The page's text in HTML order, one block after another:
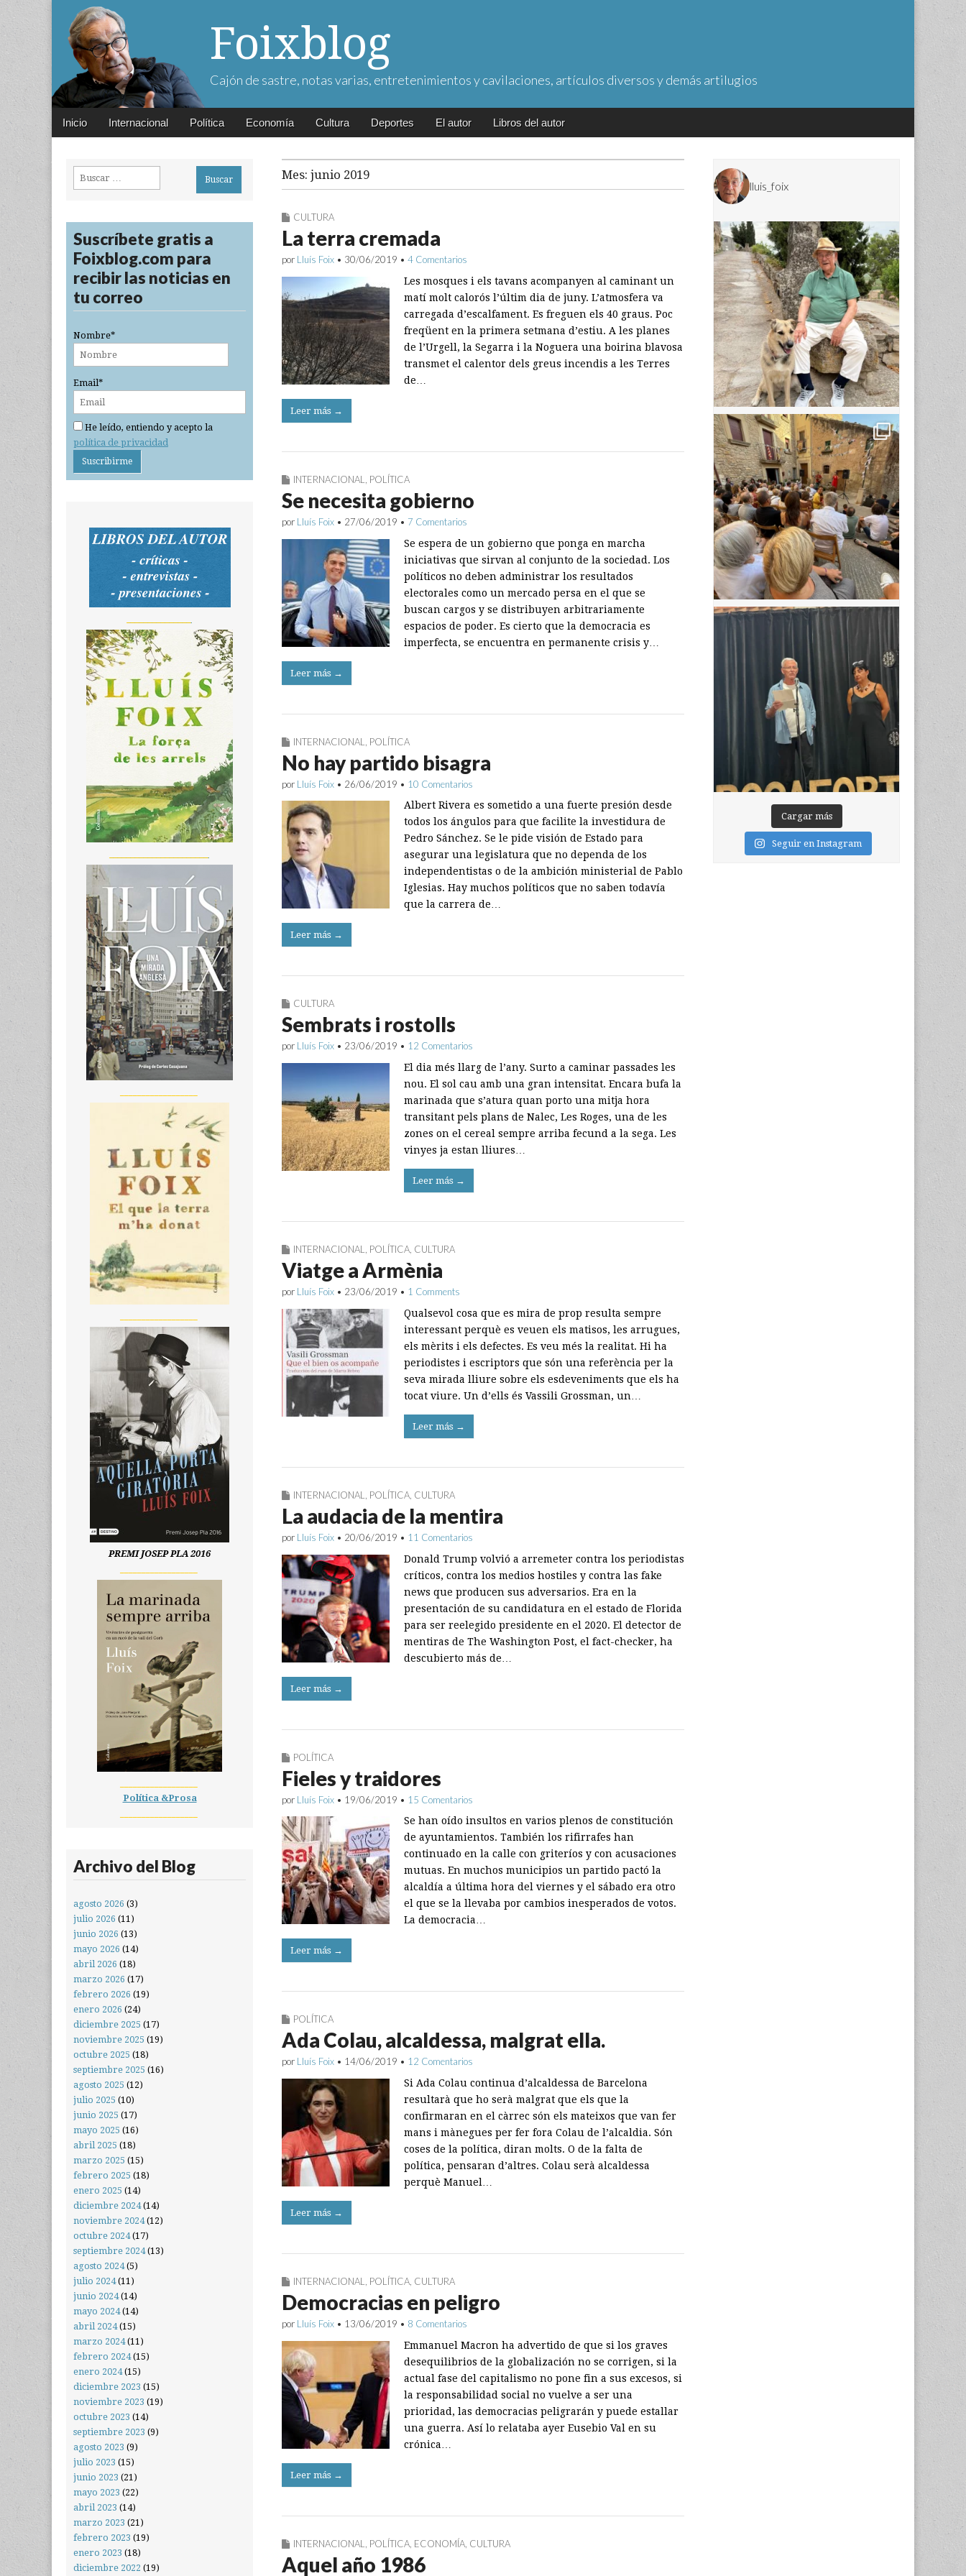
Foixblog
Cajón de sastre, notas varias, entretenimientos y cavilaciones, artículos diversos y demás artilugios
Main
Skip
Inicio Internacional Política Economía Cultura Deportes El autor Libros del autor
Mes: junio 2019
CULTURA
La terra cremada
por Lluís Foix • 30/06/2019 • 4 Comentarios
Les mosques i els tavans acompanyen al caminant un
matí molt calorós l’últim dia de juny. L’atmosfera va
carregada d’escalfament. Es freguen els 40 graus. Poc
freqüent en la primera setmana d’estiu. A les planes
de l’Urgell, la Segarra i la Noguera una boirina blavosa
transmet el calentor dels greus incendis a les Terres
de…
Leer más →
INTERNACIONAL POLÍTICA
Se necesita gobierno
por Lluís Foix • 27/06/2019 • 7 Comentarios
Se espera de un gobierno que ponga en marcha
iniciativas que sirvan al conjunto de la sociedad. Los
políticos no deben administrar los resultados
electorales como un mercado persa en el que se
buscan cargos y se distribuyen arbitrariamente
espacios de poder. Es cierto que la democracia es
imperfecta, se encuentra en permanente crisis y…
Leer más →
INTERNACIONAL POLÍTICA
No hay partido bisagra
por Lluís Foix • 26/06/2019 • 10 Comentarios
Albert Rivera es sometido a una fuerte presión desde
todos los ángulos para que facilite la investidura de
Pedro Sánchez. Se le pide visión de Estado para
asegurar una legislatura que no dependa de los
independentistas o de la ambición ministerial de Pablo
Iglesias. Hay muchos políticos que no saben todavía
que la carrera de…
Leer más →
CULTURA
Sembrats i rostolls
por Lluís Foix • 23/06/2019 • 12 Comentarios
El dia més llarg de l’any. Surto a caminar passades les
nou. El sol cau amb una gran intensitat. Encara bufa la
marinada que s’atura quan porto una mitja hora
transitant pels plans de Nalec, Les Roges, una de les
zones on el cereal sempre arriba fecund a la sega. Les
vinyes ja estan lliures…
Leer más →
INTERNACIONAL POLÍTICA CULTURA
Viatge a Armènia
por Lluís Foix • 23/06/2019 • 1 Comments
Qualsevol cosa que es mira de prop resulta sempre
interessant perquè es veuen els matisos, les arrugues,
els mèrits i els defectes. Es veu més la realitat. Hi ha
periodistes i escriptors que són una referència per la
seva mirada lliure sobre els esdeveniments que els ha
tocat viure. Un d’ells és Vassili Grossman, un…
Leer más →
INTERNACIONAL POLÍTICA CULTURA
La audacia de la mentira
por Lluís Foix • 20/06/2019 • 11 Comentarios
Donald Trump volvió a arremeter contra los periodistas
críticos, contra los medios hostiles y contra las fake
news que producen sus adversarios. Era en la
presentación de su candidatura en el estado de Florida
para ser reelegido presidente en el 2020. El detector de
mentiras de The Washington Post, el fact-checker, ha
descubierto más de…
Leer más →
POLÍTICA
Fieles y traidores
por Lluís Foix • 19/06/2019 • 15 Comentarios
Se han oído insultos en varios plenos de constitución
de ayuntamientos. También los rifirrafes han
continuado en la calle con griteríos y con acusaciones
mutuas. En muchos mu­nicipios un partido pactó la
alcaldía a última hora del viernes y el sábado era otro
el que se la llevaba por cambios inesperados de votos.
La democracia…
Leer más →
POLÍTICA
Ada Colau, alcaldessa, malgrat ella.
por Lluís Foix • 14/06/2019 • 12 Comentarios
Si Ada Colau continua d’alcaldessa de Barcelona
resultarà que ho serà malgrat que els que la
confirmaran en el càrrec són els mateixos que van fer
mans i mànegues per fer fora Colau de l’alcaldia. Són
coses de la política, diran molts. O de la falta de
política, pensaran d’altres. Colau serà alcaldessa
perquè Manuel…
Leer más →
INTERNACIONAL, POLÍTICA, CULTURA
Democracias en peligro
por Lluís Foix • 13/06/2019 • 8 Comentarios
Emmanuel Macron ha advertido de que si los graves
desequilibrios de la globalización no se corrigen, si la
actual fase del capitalismo no pone fin a sus excesos, si
la responsabilidad social no vuelve a ser una
prioridad, las democracias peligrarán y puede estallar
una guerra. Así lo relataba ayer Eusebio Val en su
crónica…
Leer más →
INTERNACIONAL POLÍTICA ECONOMÍA CULTURA
Aquel año 1986
Buscar:
Suscríbete gratis a
Foixblog.com para
recibir las noticias en
tu correo
Nombre*
Email*
He leído, entiendo y acepto la
política de privacidad
PREMI JOSEP PLA 2016
Política &Prosa
Archivo del Blog
agosto 2026 (3)
julio 2026 (11)
junio 2026 (13)
mayo 2026 (14)
abril 2026 (18)
marzo 2026 (17)
febrero 2026 (19)
enero 2026 (24)
diciembre 2025 (17)
noviembre 2025 (19)
octubre 2025 (18)
septiembre 2025 (16)
agosto 2025 (12)
julio 2025 (10)
junio 2025 (17)
mayo 2025 (16)
abril 2025 (18)
marzo 2025 (15)
febrero 2025 (18)
enero 2025 (14)
diciembre 2024(14)
noviembre 2024(12)
octubre 2024(17)
septiembre 2024(13)
agosto 2024(5)
julio 2024(11)
junio 2024(14)
mayo 2024(14)
abril 2024(15)
marzo 2024(11)
febrero 2024(15)
enero 2024(15)
diciembre 2023 (15)
noviembre 2023 (19)
octubre 2023 (14)
septiembre 2023 (9)
agosto 2023 (9)
julio 2023 (15)
junio 2023 (21)
mayo 2023 (22)
abril 2023 (14)
marzo 2023 (21)
febrero 2023 (19)
enero 2023 (18)
diciembre 2022 (19)
lluis_foix
Cargar más
Seguir en Instagram